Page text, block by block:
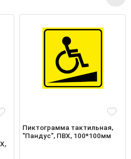
Пиктограмма тактильная,
"Пандус", ПВХ, 100*100мм